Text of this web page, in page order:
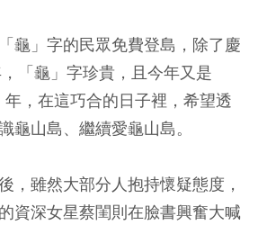
龜」字的民眾免費登島，除了慶
「龜」字珍貴，且今年又是
，在這巧合的日子裡，希望透
龜山島、繼續愛龜山島。
，雖然大部分人抱持懷疑態度，
資深女星蔡閨則在臉書興奮大喊